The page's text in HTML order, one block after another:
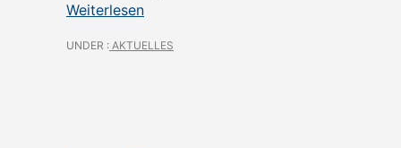
Weiterlesen
UNDER : AKTUELLES